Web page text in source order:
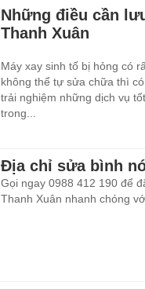
Những điều cần
Thanh Xuân
Máy xay sinh tố bị hỏng có
không thể tự sửa chữa thì
trải nghiệm những dịch vụ
trong...
Địa chỉ sửa bình
Gọi ngay 0988 412 190 để
Thanh Xuân nhanh chóng